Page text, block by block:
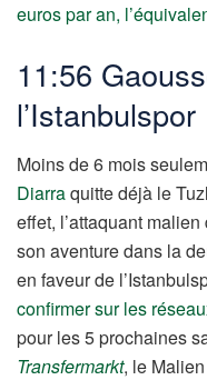
euros par an,
11:56
l’Istanbulspor
Moins de 6 mois
Diarraquitte déjà le
effet, l’attaquant
son aventure dans la
en faveur de
confirmer sur les
pour les 5 prochaines
Transfermarkt, le